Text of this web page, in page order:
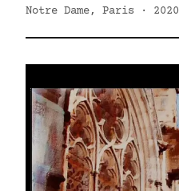
Notre Dame, Paris · 2020